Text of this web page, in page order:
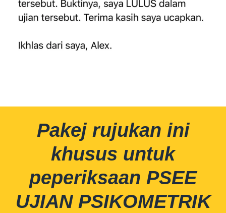
Pakej rujukan ini
khusus untuk
peperiksaan PSEE
UJIAN PSIKOMETRIK